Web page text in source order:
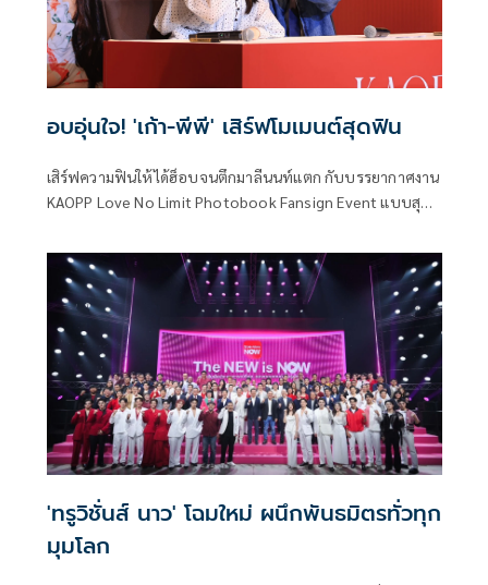
อบอุ่นใจ! 'เก้า-พีพี' เสิร์ฟโมเมนต์สุดฟิน
เสิร์ฟความฟินให้ได้ฮ็อบจนตึกมาลีนนท์แตก กับบรรยากาศงาน
KAOPP Love No Limit Photobook Fansign Event แบบสุด
นพเก้า และ พีพี ปุญญ์ปรีดี มาพร้อมคอนเซ็ปต์ There are no
limit in life โดยถ่ายทอดความสนุกสนานของวัยรุ่นสองคน ที่
ปลดปล่อยความเป็นตัวเองอย่างธรรมชาติ นับว่าเป็นของขวัญที่
ทั้งคู่คืนความสุขให้แฟนคลับที่คอยซัพพอร์ตกันตลอด
'ทรูวิชั่นส์ นาว' โฉมใหม่ ผนึกพันธมิตรทั่วทุก
มุมโลก